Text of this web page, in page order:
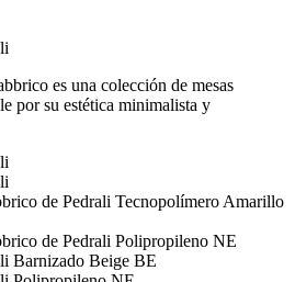
es una colección de mesas
por su estética minimalista y